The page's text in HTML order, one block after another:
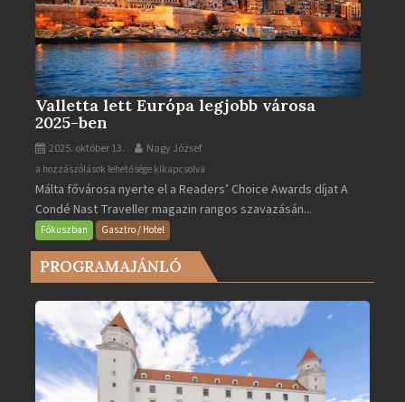
Valletta lett Európa legjobb városa
2025-ben
2025. október 13. Nagy József
Valletta
lett
Európa
legjobb
városa
2025-
bejegyzéshez
a hozzászólások lehetősége kikapcsolva
Málta fővárosa nyerte el a Readers’ Choice Awards díjat A
Condé Nast Traveller magazin rangos szavazásán...
Fókuszban Gasztro / Hotel
PROGRAMAJÁNLÓ